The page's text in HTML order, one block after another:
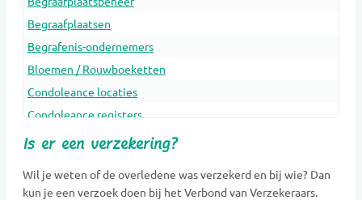
Begraafplaatsen
Begrafenis-ondernemers
Bloemen / Rouwboeketten
Condoleance locaties
Condoleance registers
Crematoria
Dragers
Is er een verzekering?
Wil je weten of de overledene was verzekerd en bij wie? Dan
kun je een verzoek doen bij het Verbond van Verzekeraars.